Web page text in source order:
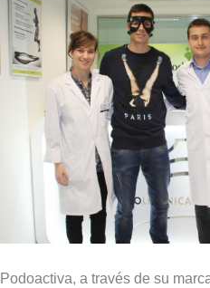
Podoactiva, a través de su